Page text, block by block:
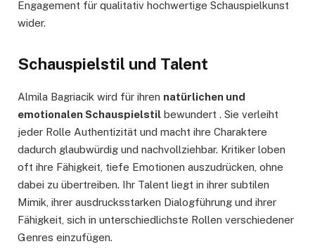
Engagement für qualitativ hochwertige Schauspielkunst
wider.
Schauspielstil und Talent
Almila Bagriacik wird für ihren natürlichen und
emotionalen Schauspielstil bewundert . Sie verleiht
jeder Rolle Authentizität und macht ihre Charaktere
dadurch glaubwürdig und nachvollziehbar. Kritiker loben
oft ihre Fähigkeit, tiefe Emotionen auszudrücken, ohne
dabei zu übertreiben. Ihr Talent liegt in ihrer subtilen
Mimik, ihrer ausdrucksstarken Dialogführung und ihrer
Fähigkeit, sich in unterschiedlichste Rollen verschiedener
Genres einzufügen.